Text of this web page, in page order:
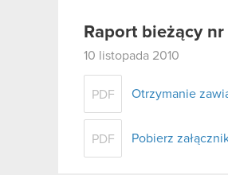
Raport bieżący
10 listopada 2010
PDF Otrzymanie
PDF Pobierz